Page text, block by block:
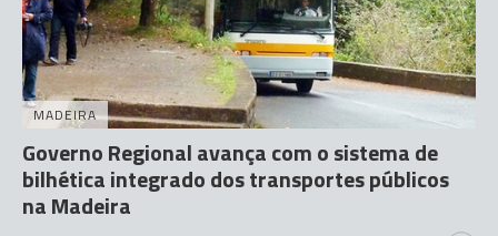
MADEIRA
Governo Regional avança com o sistema de
bilhética integrado dos transportes públicos
na Madeira